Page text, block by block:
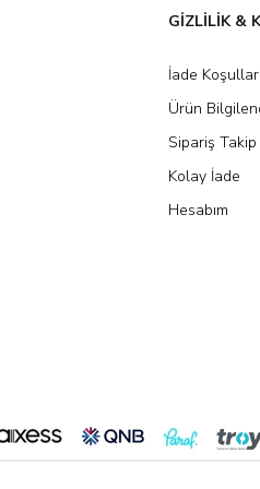
GİZLİLİK &
İade
Ürün
Sipariş Takip
Kolay İade
Hesabım